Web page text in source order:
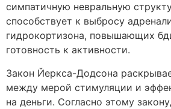
симпатичную невральную
способствует к выбросу
гидрокортизона, повышающих
готовность к активности.
Закон Йеркса-Додсона
между мерой стимуляции и
на деньги. Согласно этому